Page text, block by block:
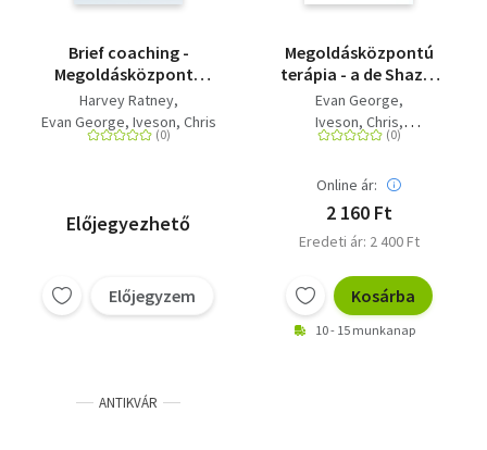
Brief coaching -
Megoldásközpontú
megközelítés
Harvey Ratney
Evan George Iveson, Chris
Előjegyezhető
Előjegyzem
Megoldásközpontú
terápia - a de Shazer
modell -
Családterápiás
sorozat 6.
Evan George
Iveson, Chris
Harvey Ratner
Online ár:
2 160 Ft
Eredeti ár: 2 400 Ft
Kosárba
10 - 15 munkanap
ANTIKVÁR